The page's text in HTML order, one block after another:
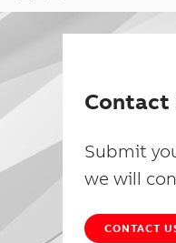
Contact
Submit
we will
CONTACT